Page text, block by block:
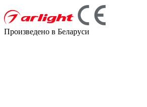
Произведено в Беларуси